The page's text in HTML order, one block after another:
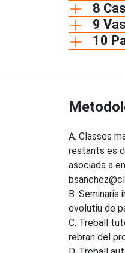
8
9
10
A. Classes
restants es
asociada a
B.
evolutiu de
C. Treball
rebran del